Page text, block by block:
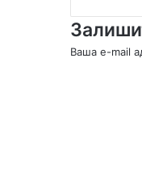
Ваша e-mail